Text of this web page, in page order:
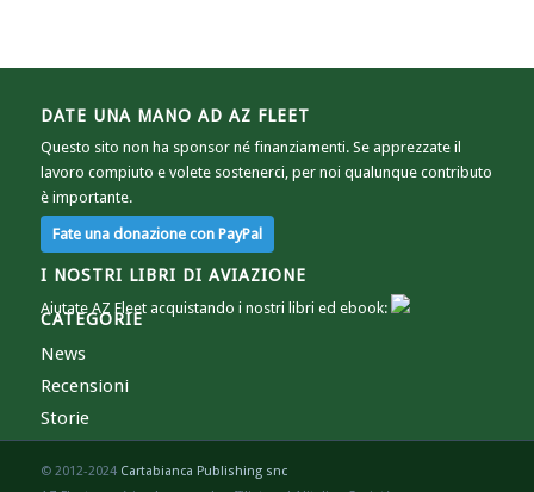
DATE UNA MANO AD AZ FLEET
Questo sito non ha sponsor né finanziamenti. Se apprezzate il
lavoro compiuto e volete sostenerci, per noi qualunque contributo
è importante.
I NOSTRI LIBRI DI AVIAZIONE
Aiutate AZ Fleet acquistando i nostri libri ed ebook:
CATEGORIE
News
Recensioni
Storie
© 2012-2024 Cartabianca Publishing snc